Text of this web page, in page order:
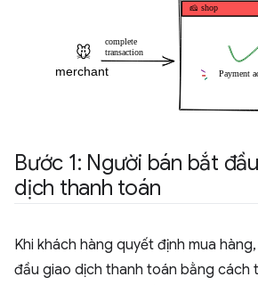
Bước 1: Người bán bắt
dịch thanh toán
Khi khách hàng quyết định mua
đầu giao dịch thanh toán bằng cách